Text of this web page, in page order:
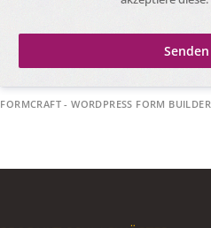
Senden
FORMCRAFT - WORDPRESS FORM BUILDER